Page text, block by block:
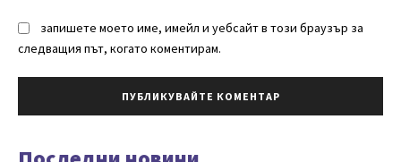
запишете моето име, имейл и уебсайт в този браузър за
следващия път, когато коментирам.